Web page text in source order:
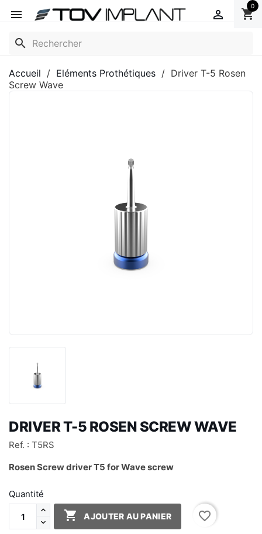
 shopping_cart
0

search
Accueil Eléments Prothétiques
Driver T-5 Rosen
Screw Wave
DRIVER T-5 ROSEN SCREW WAVE
Ref. : T5RS
Rosen Screw driver T5 for Wave screw
Quantité
 AJOUTER AU PANIER favorite_border